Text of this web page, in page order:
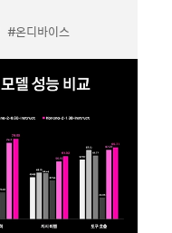
#온디바이스